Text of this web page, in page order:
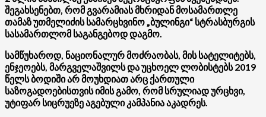
შეგახსენებთ, რომ გვარამიას მხრიდან მოსამართლე
თამაზ უთმელიძის სამარცხვინო „ბულინგი“ სტრასბურგის
სასამართლომ საგანგებოდ დაგმო.
სამწუხაროდ, ნაციონალურ მოძრაობას, მის სატელიტებს,
ენჯეოებს, მარგველაშვილს და უცხოელ ლობისტებს 2019
წელს ბოდიში არ მოუხდიათ არც ქართული
საზოგადოებისთვის იმის გამო, რომ სრულიად ურცხვი,
უტიფარ სიცრუეზე აგებული კამპანია აკადრეს.